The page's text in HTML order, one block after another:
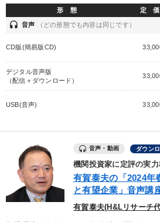
形 態 定 価
headset 音声 （どの形態でも内容は同じです）
CD版(簡易版CD)
デジタル音声版
（配信＋ダウンロード）
USB(音声)
音声・動画 ダウン
機関投資家に定評の実
有賀泰夫の「2024年
と有望企業」音声講
有賀泰夫(H&Lリサーチ